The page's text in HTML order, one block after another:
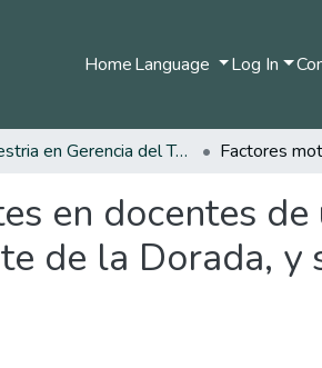
HomeLanguage Log In
Maestria en Gerencia del Talento Humano
en docentes
de la Dorada, y